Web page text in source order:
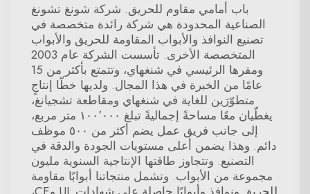
باب أمامي مقاوم للحريق. شركة شونغ تشونغ
الصناعية المحدودة هي شركة رائدة متخصصة في
تصنيع النوافذ والأبواب المقاومة للحريق والأبواب
المتخصصة الأخرى. تأسست الشركة عام 2003
ومقرها الرئيسي في شنغهاي، وتتمتع بأكثر من 15
عامًا من الخبرة في هذا المجال. ولديها خطّا إنتاجٍ
متطوّرَين للغاية في شنغهاي ومقاطعة تشجيانغ،
يغطّيان معًا مساحةً إجماليةً تبلغ ١٠٠٬٠٠٠ متر مربع،
إلى جانب فريق عمل يضم أكثر من ٥٠٠ موظف
دائم. وهذا يضمن أعلى مستويات الجودة والدقة في
التصنيع. وتتجاوز طاقتها الإنتاجية السنوية مليون
مجموعة من الأبواب. وتشمل منتجاتنا أبوابًا مقاومة